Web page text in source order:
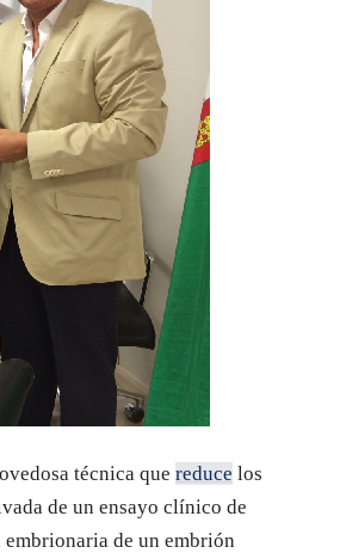
técnica que reduce los
de un ensayo clínico de
de un embrión